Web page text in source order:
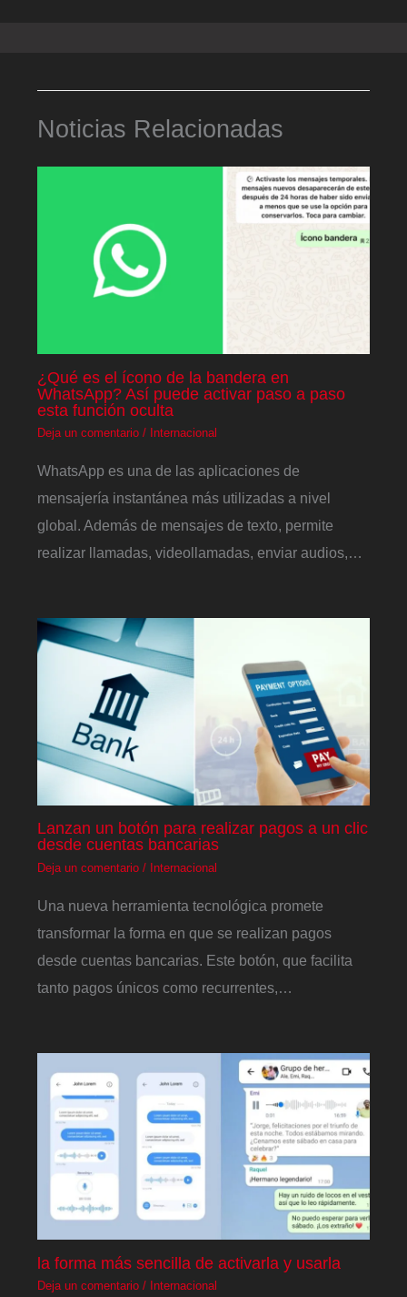
Noticias Relacionadas
¿Qué es el ícono de la bandera en
WhatsApp? Así puede activar paso a paso
esta función oculta
Deja un comentario / Internacional
WhatsApp es una de las aplicaciones de
mensajería instantánea más utilizadas a nivel
global. Además de mensajes de texto, permite
realizar llamadas, videollamadas, enviar audios,…
Lanzan un botón para realizar pagos a un clic
desde cuentas bancarias
Deja un comentario / Internacional
Una nueva herramienta tecnológica promete
transformar la forma en que se realizan pagos
desde cuentas bancarias. Este botón, que facilita
tanto pagos únicos como recurrentes,…
la forma más sencilla de activarla y usarla
Deja un comentario / Internacional